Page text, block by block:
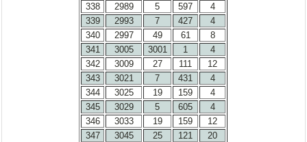
338
2989 5 597
4
339
2993 7 427
4
340
2997 49 61
8
341
3005 3001 1
4
342
3009 27 111
12
343
3021 7 431
4
344
3025 19 159
4
345
3029 5 605
4
346
3033 19 159
12
347
3045 25 121
20